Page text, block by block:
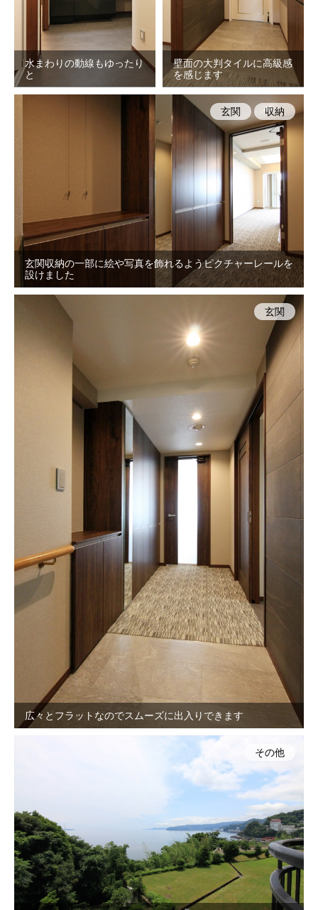
水まわりの動線もゆったり
と
壁面の大判タイルに高級感
を感じます
玄関収納の一部に絵や写真を飾れるようピクチャーレールを
設けました
玄関 収納
広々とフラットなのでスムーズに出入りできます
玄関
その他